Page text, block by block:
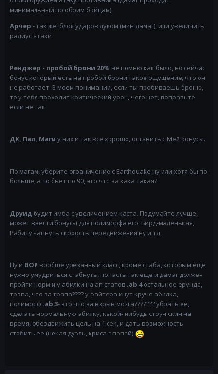
минимальный по обоим бойцам).
Арчер - так же, блок ударов луком (мин дамаг), или увеличить
радиус атаки
Ренджер - пробой брони 20% не помню как было, но сейчас
бонус который есть на пробой брони такое ощущение, что он
не работает. В моем понимании, если ты пробиваешь броню,
то у тебя проходит критический урон, чего нет, поправьте
если не так.
ДК, Пал, Маги у них и так все хорошо, оставить с Ме2 бонусы.
По магам, уберите ограничение с Earthquake ну или хотя бы по
больше, а то бьет по 90, это что за кака такая?
Друид будит имба с увеличением каста. Подумайте лучше,
может ввести бонусы для полиморфа его, Бирд-маленькая,
Рабиту - апнуть скорость передвижения ну и тд
Ну и ВОР вообще урезанный класс, кроме стаба, которым еще
нужно умудриться стабнуть, попасть так еще и дамаг должен
пройти норм и у абилки на ап статов .ab 4остальное ерунда,
трапа, что за трапа???? у файтера кнут круче абилка,
полиморф .ab 3- это что за взрыв мозга??????? убрать ее,
сделать нормальную абилку, какой- нибудь стоун скин на
время, обездвижить цель на 1 сек, и дать возможность
стабить ее (некая дуэль, криса с попой)